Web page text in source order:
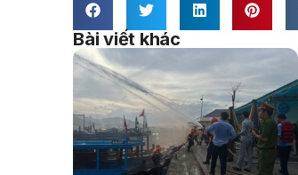
Bài viết khác